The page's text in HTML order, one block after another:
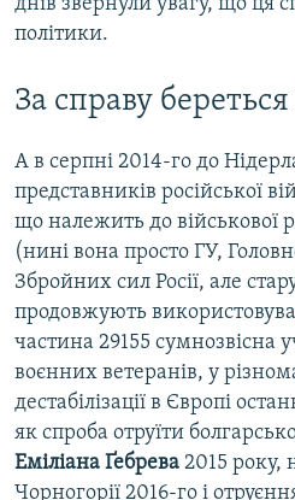
політики.
За справу
А в серпні 2014-го до
представників російської
що належить до військової
(нині вона просто ГУ,
Збройних сил Росії, але
продовжують
частина 29155 сумнозвісна
воєнних ветеранів, у
дестабілізації в Європі
як спроба отруїти
Еміліана Ґебрева 2015 року,
Чорногорії 2016-го і